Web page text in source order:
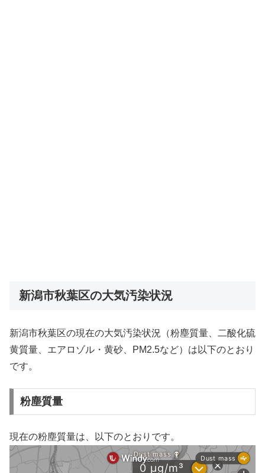
新潟市秋葉区の大気汚染状況
新潟市秋葉区の現在の大気汚染状況（粉塵質量、二酸化硫
黄質量、エアロゾル・黄砂、PM2.5など）は以下のとおり
です。
粉塵質量
現在の粉塵質量は、以下のとおりです。